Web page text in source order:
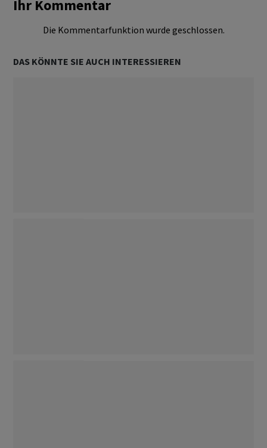
Ihr Kommentar
Die Kommentarfunktion wurde geschlossen.
DAS KÖNNTE SIE AUCH INTERESSIEREN